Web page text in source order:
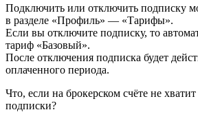
Подключить или отключить подписку
в разделе «Профиль» — «Тарифы».
Если вы отключите подписку, то
тариф «Базовый».
После отключения подписка будет
оплаченного периода.
Что, если на брокерском счёте не
подписки?